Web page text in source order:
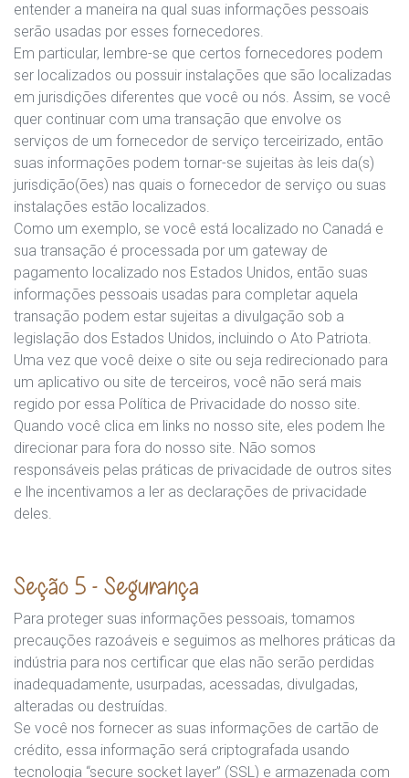
entender a maneira na qual suas informações pessoais
serão usadas por esses fornecedores.
Em particular, lembre-se que certos fornecedores podem
ser localizados ou possuir instalações que são localizadas
em jurisdições diferentes que você ou nós. Assim, se você
quer continuar com uma transação que envolve os
serviços de um fornecedor de serviço terceirizado, então
suas informações podem tornar-se sujeitas às leis da(s)
jurisdição(ões) nas quais o fornecedor de serviço ou suas
instalações estão localizados.
Como um exemplo, se você está localizado no Canadá e
sua transação é processada por um gateway de
pagamento localizado nos Estados Unidos, então suas
informações pessoais usadas para completar aquela
transação podem estar sujeitas a divulgação sob a
legislação dos Estados Unidos, incluindo o Ato Patriota.
Uma vez que você deixe o site ou seja redirecionado para
um aplicativo ou site de terceiros, você não será mais
regido por essa Política de Privacidade do nosso site.
Quando você clica em links no nosso site, eles podem lhe
direcionar para fora do nosso site. Não somos
responsáveis pelas práticas de privacidade de outros sites
e lhe incentivamos a ler as declarações de privacidade
deles.
Seção 5 - Segurança
Para proteger suas informações pessoais, tomamos
precauções razoáveis e seguimos as melhores práticas da
indústria para nos certificar que elas não serão perdidas
inadequadamente, usurpadas, acessadas, divulgadas,
alteradas ou destruídas.
Se você nos fornecer as suas informações de cartão de
crédito, essa informação será criptografada usando
tecnologia “secure socket layer” (SSL) e armazenada com